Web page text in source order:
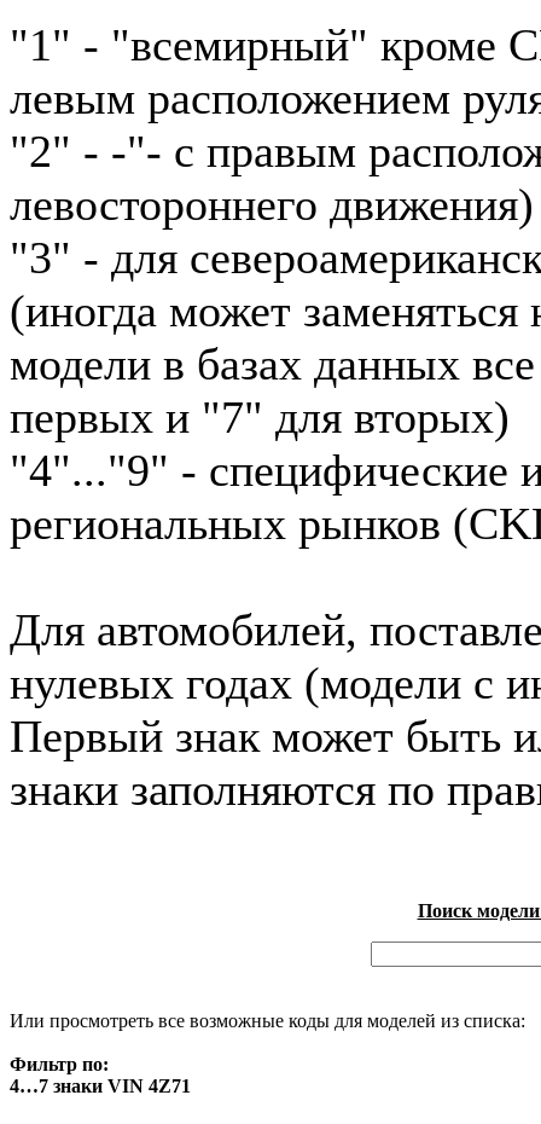
"1" - "всемирный" кроме
левым расположением
"2" - -"- с правым
левостороннего движения)
"3" - для
(иногда может
модели в базах данных
первых и "7" для вторых)
"4"..."9" - специфические
региональных рынков
Для автомобилей,
нулевых годах (модели с
Первый знак может быть
знаки заполняются по
Поиск
Или просмотреть все возможные коды для моделей из списка:
Фильтр по:
4…7 знаки VIN 4Z71